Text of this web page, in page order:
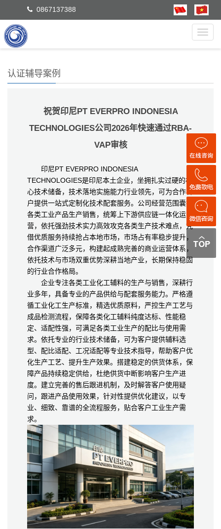
0867137388
认证辅导案例
祝贺印尼PT EVERPRO INDONESIA
TECHNOLOGIES公司2026年快速通过RBA-
VAP审核
印尼PT EVERPRO INDONESIA
TECHNOLOGIES是印尼本土企业，坐拥扎实过硬的核
心技术储备，技术落地实施能力行业领先，可为合作客
户提供一站式定制化技术配套服务。公司经营范围囊括
各类工业产品生产销售，统筹上下游供应链一体化运
营，依托强劲技术实力高效攻克各类生产技术难点，凭
借优质服务持续抢占本地市场，市场占有率稳步提升，
合作渠道广泛多元，构建起成熟完善的商业运营体系，
依托技术与市场双重优势深耕当地产业，长期保持稳固
的行业合作格局。
企业专注各类工业化工辅料的生产与销售，深耕行
业多年，具备专业的产品供给与配套服务能力。严格遵
循工业化工生产标准，精选优质原料，严控生产工艺与
成品检测流程，保障各类化工辅料纯度达标、性能稳
定、适配性强，可满足各类工业生产的配比与使用需
求。依托专业的行业技术储备，可为客户提供辅料选
型、配比适配、工况适配等专业技术指导，帮助客户优
化生产工艺、提升生产效果。搭建稳定的供货体系，保
障产品持续稳定供给，杜绝供货中断影响客户生产进
度。建立完善的售后跟进机制，及时解答客户使用疑
问，跟进产品使用效果，针对性提供优化建议，以专
业、细致、靠谱的全流程服务，贴合客户工业生产需
求。